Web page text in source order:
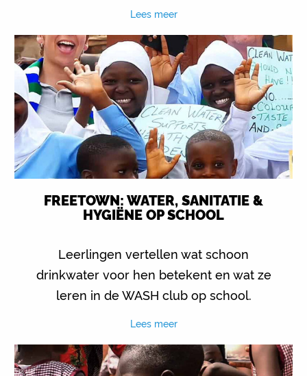
Lees meer
FREETOWN: WATER, SANITATIE &
HYGIËNE OP SCHOOL
Leerlingen vertellen wat schoon
drinkwater voor hen betekent en wat ze
leren in de WASH club op school.
Lees meer